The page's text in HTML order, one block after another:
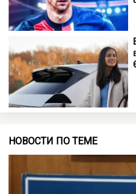
НОВОСТИ ПО ТЕМЕ